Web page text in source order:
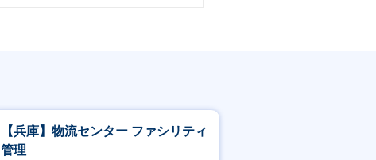
【兵庫】物流センター ファシリティ
管理